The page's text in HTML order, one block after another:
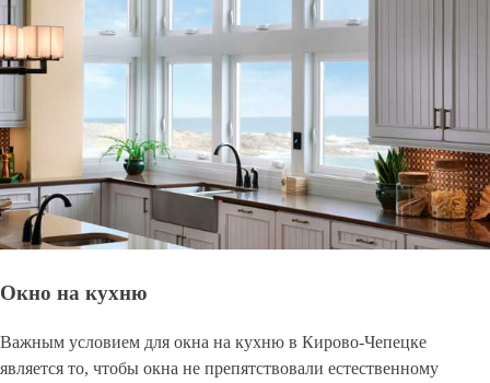
Окно на кухню
Важным условием для окна на кухню в Кирово-Чепецке
является то, чтобы окна не препятствовали естественному